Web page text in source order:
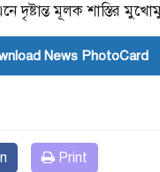
মূলক শাস্তির
News PhotoCard
Print